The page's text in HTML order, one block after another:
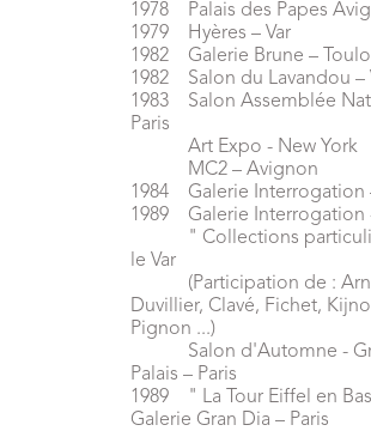
1978 Palais des Papes
1979 Hyères – Var
1982 Galerie Brune –
1982 Salon du Lavandou –
1983 Salon Assemblée
Paris
Art Expo - New York
MC2 – Avignon
1984 Galerie Interrogation
1989 Galerie Interrogation
" Collections
le Var
(Participation de :
Duvillier, Clavé, Fichet,
Pignon ...)
Salon d'Automne -
Palais – Paris
1989 " La Tour Eiffel en
Galerie Gran Dia – Paris